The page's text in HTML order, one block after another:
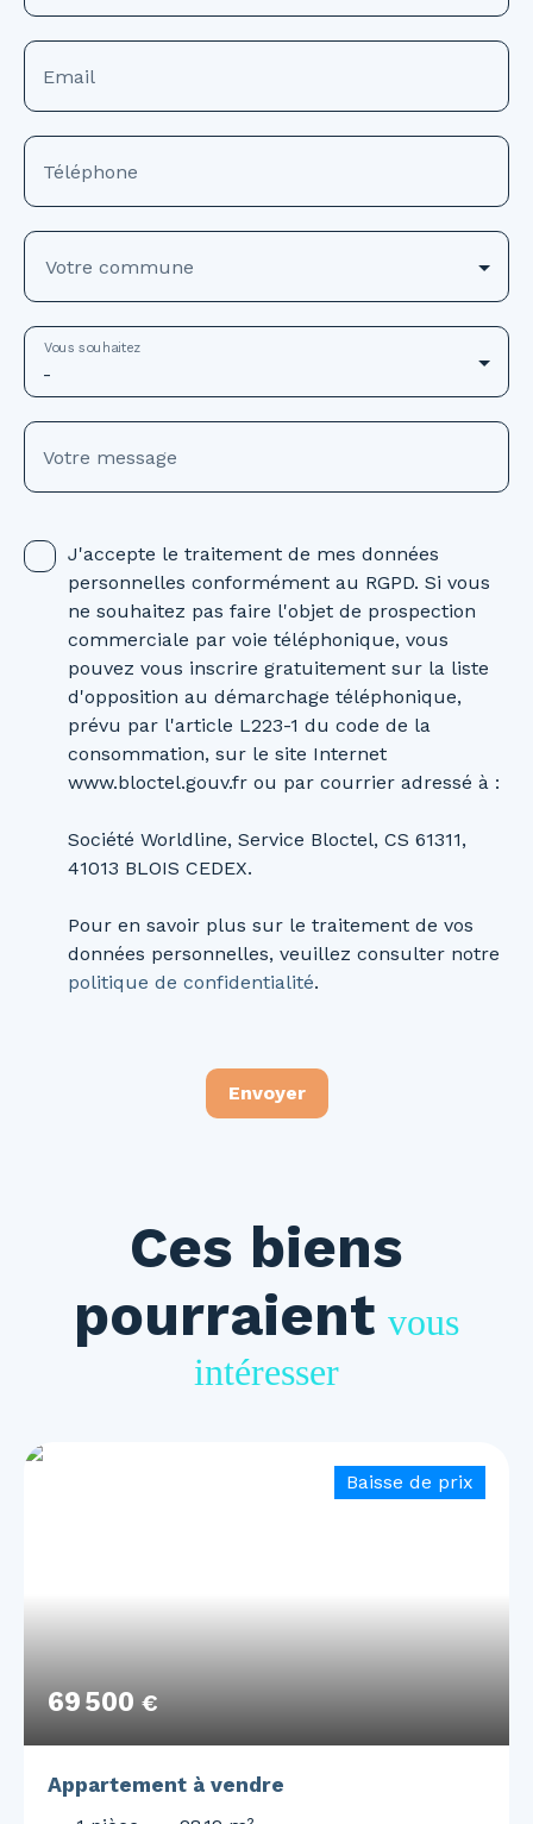
Email
Téléphone
Votre commune
-
Vous souhaitez
Votre message
J'accepte le traitement de mes données
personnelles conformément au RGPD. Si vous
ne souhaitez pas faire l'objet de prospection
commerciale par voie téléphonique, vous
pouvez vous inscrire gratuitement sur la liste
d'opposition au démarchage téléphonique,
prévu par l'article L223-1 du code de la
consommation, sur le site Internet
www.bloctel.gouv.fr ou par courrier adressé à :
Société Worldline, Service Bloctel, CS 61311,
41013 BLOIS CEDEX.
Pour en savoir plus sur le traitement de vos
données personnelles, veuillez consulter notre
politique de confidentialité.
Envoyer
Ces biens
pourraient vous
intéresser
69 500 €
Baisse de prix
Appartement à vendre